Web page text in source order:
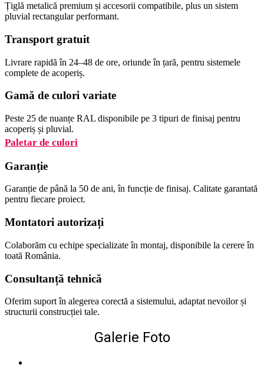
Țiglă metalică premium și accesorii compatibile, plus un sistem
pluvial rectangular performant.
Transport gratuit
Livrare rapidă în 24–48 de ore, oriunde în țară, pentru sistemele
complete de acoperiș.
Gamă de culori variate
Peste 25 de nuanțe RAL disponibile pe 3 tipuri de finisaj pentru
acoperiș și pluvial.
Paletar de culori
Garanție
Garanție de până la 50 de ani, în funcție de finisaj. Calitate garantată
pentru fiecare proiect.
Montatori autorizați
Colaborăm cu echipe specializate în montaj, disponibile la cerere în
toată România.
Consultanță tehnică
Oferim suport în alegerea corectă a sistemului, adaptat nevoilor și
structurii construcției tale.
Galerie Foto